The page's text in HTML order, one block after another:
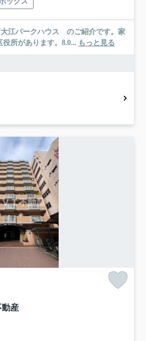
江パークハウス のご紹介です。家
所があります。8.0... もっと見る
産